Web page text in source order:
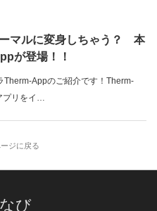
マルに変身しちゃう？ 本
が登場！！
Therm-Appのご紹介です！Therm-
プリをイ…
ージに戻る